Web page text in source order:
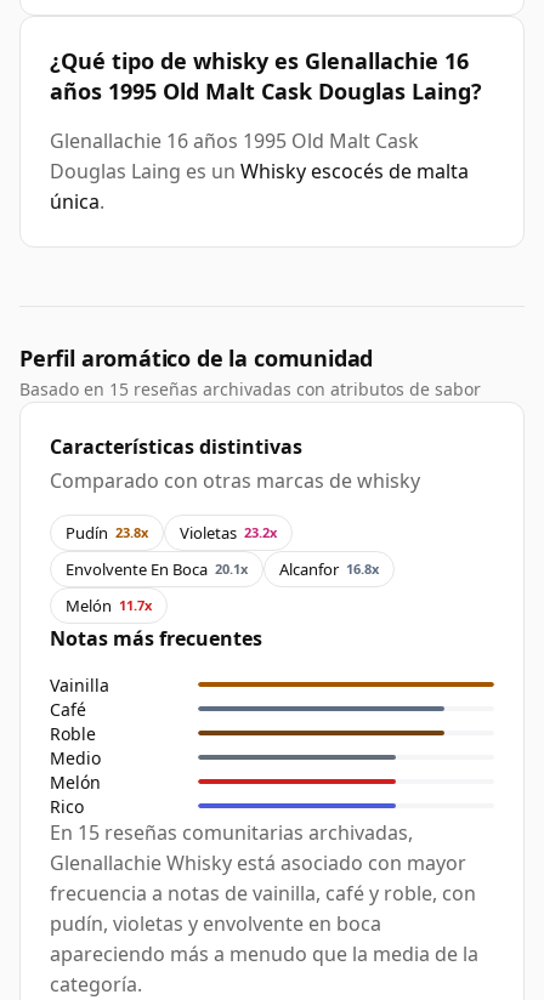
¿Qué tipo de whisky es Glenallachie 16
años 1995 Old Malt Cask Douglas Laing?
Glenallachie 16 años 1995 Old Malt Cask
Douglas Laing es un Whisky escocés de malta
única.
Perfil aromático de la comunidad
Basado en 15 reseñas archivadas con atributos de sabor
Características distintivas
Comparado con otras marcas de whisky
Pudín 23.8x Violetas 23.2x
Envolvente En Boca 20.1x Alcanfor 16.8x
Melón 11.7x
Notas más frecuentes
Vainilla
Café
Roble
Medio
Melón
Rico
En 15 reseñas comunitarias archivadas,
Glenallachie Whisky está asociado con mayor
frecuencia a notas de vainilla, café y roble, con
pudín, violetas y envolvente en boca
apareciendo más a menudo que la media de la
categoría.